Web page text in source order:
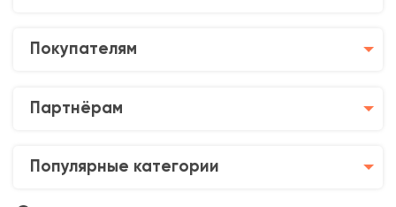
Покупателям
Партнёрам
Популярные категории